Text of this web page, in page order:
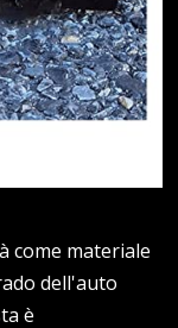
come materiale
dell'auto
è